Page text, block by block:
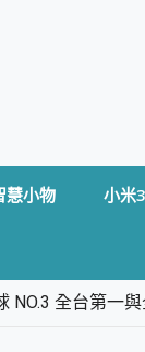
慧小物 小米
全台第一